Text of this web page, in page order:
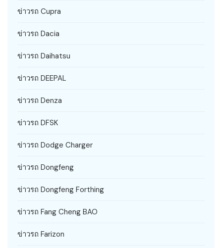
ข่าวรถ Cupra
ข่าวรถ Dacia
ข่าวรถ Daihatsu
ข่าวรถ DEEPAL
ข่าวรถ Denza
ข่าวรถ DFSK
ข่าวรถ Dodge Charger
ข่าวรถ Dongfeng
ข่าวรถ Dongfeng Forthing
ข่าวรถ Fang Cheng BAO
ข่าวรถ Farizon